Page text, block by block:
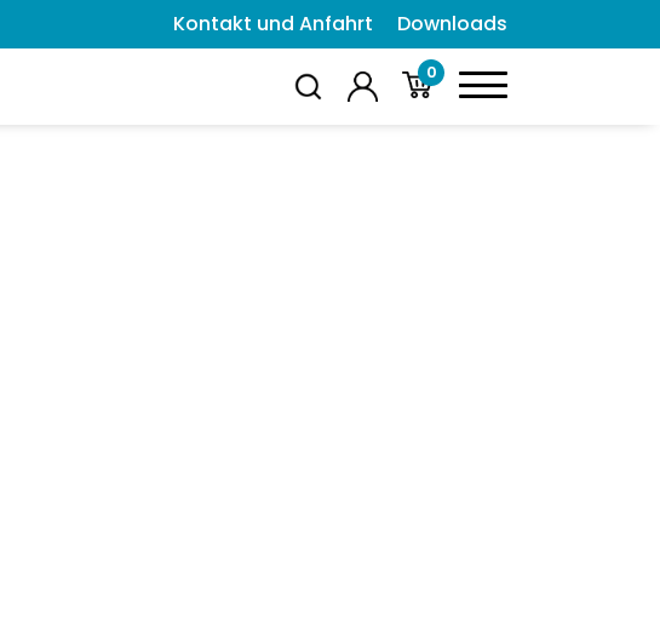
Kontakt und Anfahrt Downloads
0